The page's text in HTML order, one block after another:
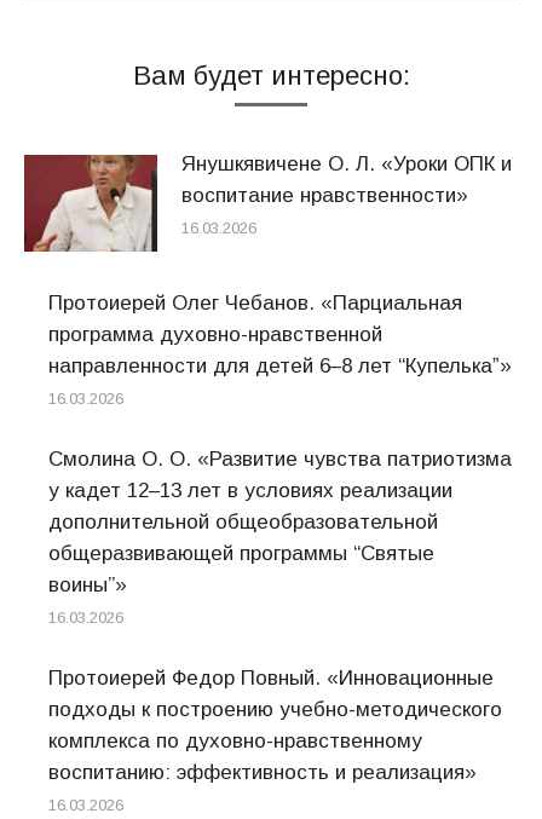
Вам будет интересно:
Янушкявичене О. Л. «Уроки ОПК и
воспитание нравственности»
16.03.2026
Протоиерей Олег Чебанов. «Парциальная
программа духовно-нравственной
направленности для детей 6–8 лет “Купелькаˮ»
16.03.2026
Смолина О. О. «Развитие чувства патриотизма
у кадет 12–13 лет в условиях реализации
дополнительной общеобразовательной
общеразвивающей программы “Святые
воины”»
16.03.2026
Протоиерей Федор Повный. «Инновационные
подходы к построению учебно-методического
комплекса по духовно-нравственному
воспитанию: эффективность и реализация»
16.03.2026